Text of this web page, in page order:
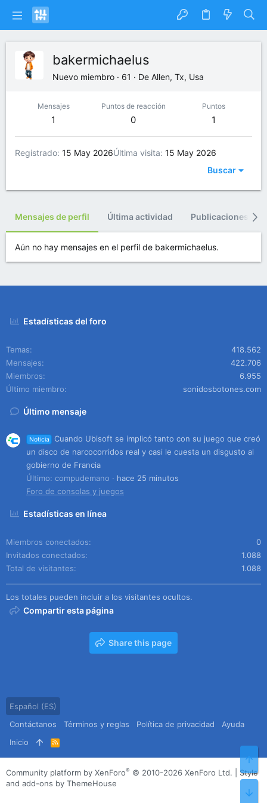
bakermichaelus
Nuevo miembro · 61 · De Allen, Tx, Usa
Mensajes
1
Puntos de reacción
0
Puntos
1
Registrado 15 May 2026Última visita 15 May 2026
Buscar
Mensajes de perfil Última actividad Publicaciones
Aún no hay mensajes en el perfil de bakermichaelus.
Estadísticas del foro
Temas
418.562
Mensajes
422.706
Miembros
6.955
Último miembro
sonidosbotones.com
Último mensaje
Noticia
Cuando Ubisoft se implicó tanto con su juego que creó
un disco de narcocorridos real y casi le cuesta un disgusto al
gobierno de Francia
Último: compudemano
hace 25 minutos
Foro de consolas y juegos
Estadísticas en línea
Miembros conectados
0
Invitados conectados
1.088
Total de visitantes
1.088
Los totales pueden incluir a los visitantes ocultos.
Compartir esta página
Share this page
Español (ES)
Contáctanos
Términos y reglas Política de privacidad
Ayuda
Inicio
R
S
S
Community platform by XenForo® © 2010-2026 XenForo Ltd.
Style
and add-ons by ThemeHouse